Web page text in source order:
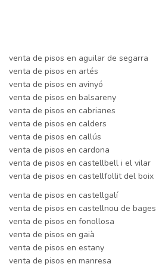
venta de pisos en aguilar de segarra
venta de pisos en artés
venta de pisos en avinyó
venta de pisos en balsareny
venta de pisos en cabrianes
venta de pisos en calders
venta de pisos en callús
venta de pisos en cardona
venta de pisos en castellbell i el vilar
venta de pisos en castellfollit del boix
venta de pisos en castellgalí
venta de pisos en castellnou de bages
venta de pisos en fonollosa
venta de pisos en gaià
venta de pisos en estany
venta de pisos en manresa